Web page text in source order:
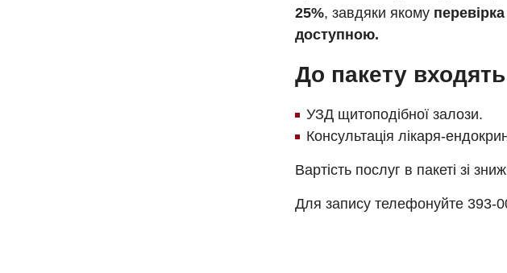
25%, завдяки якому
доступною.
До пакету входять
УЗД щитоподібної залози.
Консультація лікаря-
Вартість послуг в пакеті зі
Для запису телефонуйте 393-